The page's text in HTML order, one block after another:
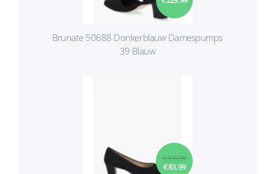
Brunate 50688 Donkerblauw Damespumps
39 Blauw
€ 119,99
€ 83,99